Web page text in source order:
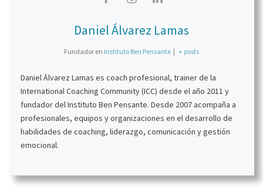
Daniel Álvarez Lamas
Fundadoren Instituto Ben Pensante | + posts
Daniel Álvarez Lamas es coach profesional, trainer de la
International Coaching Community (ICC) desde el año 2011 y
fundador del Instituto Ben Pensante. Desde 2007 acompaña a
profesionales, equipos y organizaciones en el desarrollo de
habilidades de coaching, liderazgo, comunicación y gestión
emocional.